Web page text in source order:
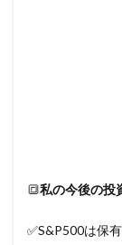
🔳私の今後の投
✅S&P500は保